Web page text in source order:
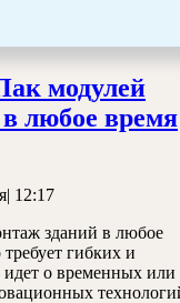
модулей
любое время
| 12:17
зданий в любое
гибких и
идет о временных или